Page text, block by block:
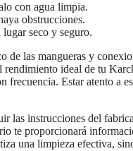
con agua limpia.
obstrucciones.
seco y seguro.
de las mangueras y
rendimiento ideal de tu
frecuencia. Estar atento a
las instrucciones del
te proporcionará
una limpieza efectiva,